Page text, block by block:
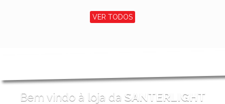
VER TODOS
Bem vindo à loja da SANTERLIGHT